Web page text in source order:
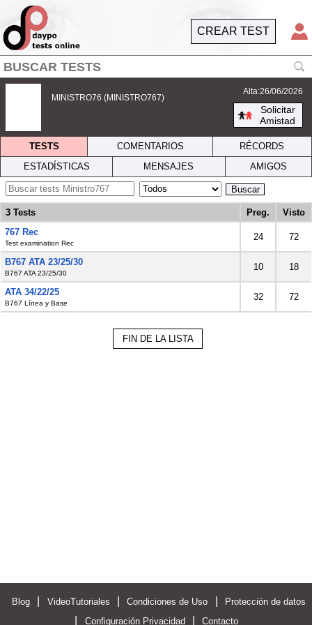
CREAR TEST
MINISTRO76 (MINISTRO767)
Alta:26/06/2026
Solicitar
Amistad
TESTS COMENTARIOS
RÉCORDS
ESTADÍSTICAS
MENSAJES AMIGOS
Buscar
3 Tests Preg.
Visto
767 Rec
Test examination Rec
24 72
B767 ATA 23/25/30
B767 ATA 23/25/30
10 18
ATA 34/22/25
B767 Línea y Base
32 72
FIN DE LA LISTA
Blog VideoTutoriales Condiciones de Uso Protección de datos
Configuración Privacidad Contacto